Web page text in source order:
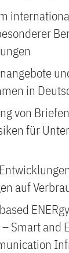
in
von
für
auf
Smart and